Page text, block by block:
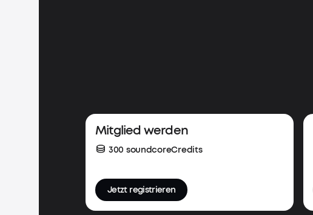
Mitglied werden
300 soundcoreCredits
Jetzt registrieren